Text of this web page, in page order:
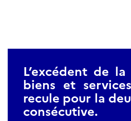
L’excédent de
biens et
recule pour la
consécutive.